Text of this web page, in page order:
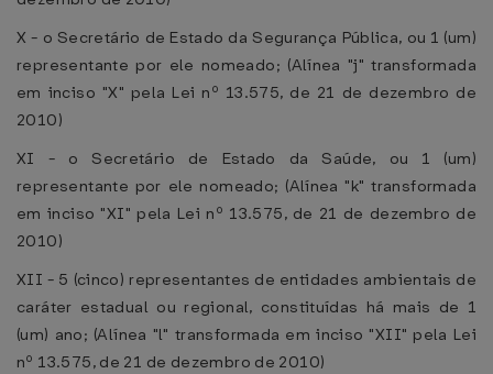
X - o Secretário de Estado da Segurança Pública, ou 1 (um)
representante por ele nomeado; (Alínea "j" transformada
em inciso "X" pela Lei nº 13.575, de 21 de dezembro de
2010)
XI - o Secretário de Estado da Saúde, ou 1 (um)
representante por ele nomeado; (Alínea "k" transformada
em inciso "XI" pela Lei nº 13.575, de 21 de dezembro de
2010)
XII - 5 (cinco) representantes de entidades ambientais de
caráter estadual ou regional, constituídas há mais de 1
(um) ano; (Alínea "l" transformada em inciso "XII" pela Lei
nº 13.575, de 21 de dezembro de 2010)